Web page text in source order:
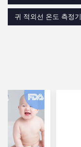
귀 적외선 온도 측정기